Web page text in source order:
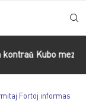
Kubo meze de
Fortoj informas